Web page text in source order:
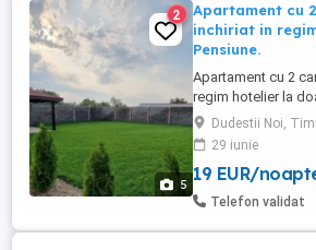
5
2
Apartament cu
inchiriat in
Pensiune.
Apartament cu 2
regim hotelier la
La proprietate
care aveti nevoie,
curte + parc
Se poate inchiria si
ON. Va asteptam cu
Dudestii Noi,
29 iunie
19 EUR/
Telefon validat